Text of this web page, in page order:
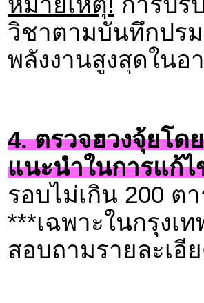
วิชาตามบันทึกปรม
พลังงานสูงสุดในอ
4. ตรวจฮวงจุ้ยโ
แนะนำในการแก้
รอบไม่เกิน 200 ต
***เฉพาะในกรุง
สอบถามรายละเอี